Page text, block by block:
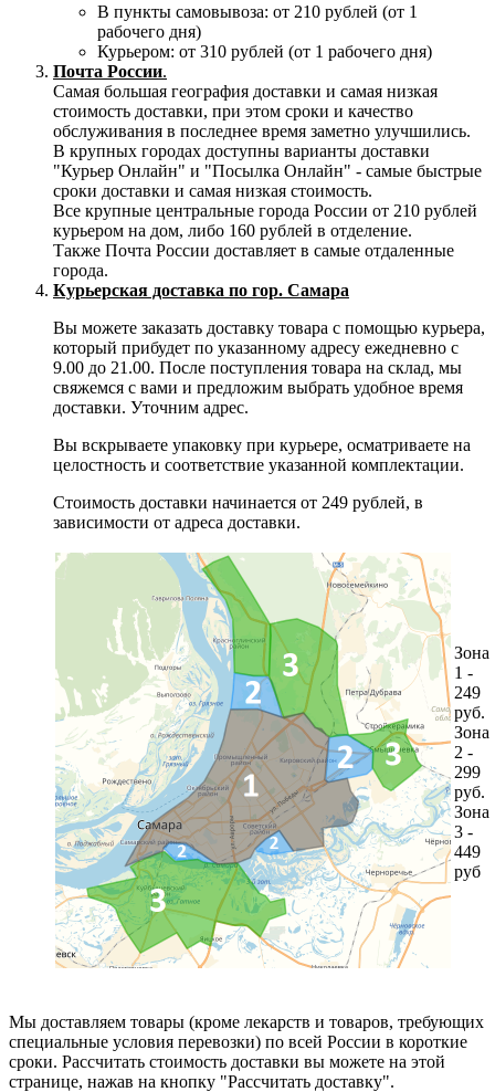
В пункты самовывоза: от 210 рублей (от 1
рабочего дня)
Курьером: от 310 рублей (от 1 рабочего дня)
Почта России.
Самая большая география доставки и самая низкая
стоимость доставки, при этом сроки и качество
обслуживания в последнее время заметно улучшились.
В крупных городах доступны варианты доставки
"Курьер Онлайн" и "Посылка Онлайн" - самые быстрые
сроки доставки и самая низкая стоимость.
Все крупные центральные города России от 210 рублей
курьером на дом, либо 160 рублей в отделение.
Также Почта России доставляет в самые отдаленные
города.
Курьерская доставка по гор. Самара
Вы можете заказать доставку товара с помощью курьера,
который прибудет по указанному адресу ежедневно с
9.00 до 21.00. После поступления товара на склад, мы
свяжемся с вами и предложим выбрать удобное время
доставки. Уточним адрес.
Вы вскрываете упаковку при курьере, осматриваете на
целостность и соответствие указанной комплектации.
Стоимость доставки начинается от 249 рублей, в
зависимости от адреса доставки.
Зона
1 -
249
руб.
Зона
2 -
299
руб.
Зона
3 -
449
руб
Мы доставляем товары (кроме лекарств и товаров, требующих
специальные условия перевозки) по всей России в короткие
сроки. Рассчитать стоимость доставки вы можете на этой
странице, нажав на кнопку "Рассчитать доставку".